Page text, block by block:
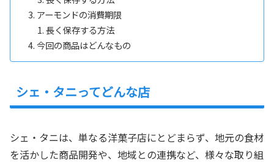
アーモンドの消費期限
長く保存する方法
今回の商品はどんなもの
シェ・タニってどんな店
シェ・タニは、単なる洋菓子店にとどまらず、地元の食材
を活かした商品開発や、地域との連携など、様々な取り組